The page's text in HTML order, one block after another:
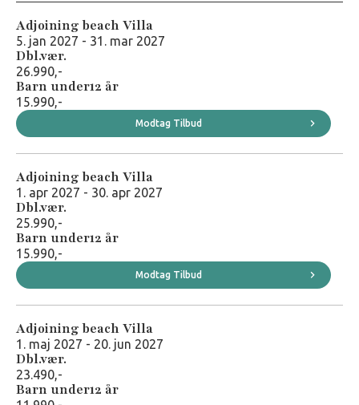
Se indhold af all-inclusive plusher
Besøg hotellets hjemmeside
Adjoining beach Villa
5. jan 2027 - 31. mar 2027
Dbl.vær.
26.990,-
Barn under12 år
15.990,-
Modtag Tilbud
Adjoining beach Villa
1. apr 2027 - 30. apr 2027
Dbl.vær.
25.990,-
Barn under12 år
15.990,-
Modtag Tilbud
Adjoining beach Villa
1. maj 2027 - 20. jun 2027
Dbl.vær.
23.490,-
Barn under12 år